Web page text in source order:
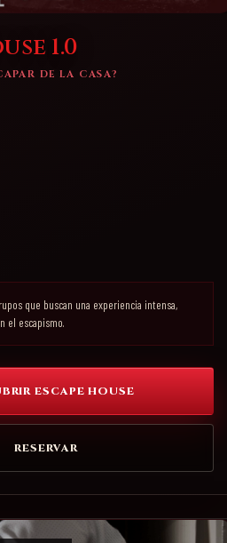
1.0
DE LA CASA?
que buscan una experiencia intensa,
el escapismo.
ESCAPE HOUSE
RESERVAR